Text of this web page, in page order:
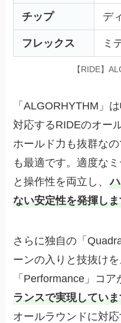
チップ デ
フレックス ミ
【RIDE】
「ALGORHYTHM」
対応するRIDEのオー
ホールド力も抜群な
も最適です。適度な
と操作性を両立し、
ない安定性を発揮しま
さらに独自の「
ーンの入りと技抜けを
「Performance」コア
ランスで実現していま
オールラウンドに対